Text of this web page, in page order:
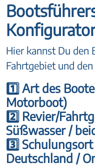
Hier kannst Du den
Fahrtgebiet und
1️⃣ Art des
Motorboot)
2️⃣ Revier/
Süßwasser /
3️⃣
Deutschland /